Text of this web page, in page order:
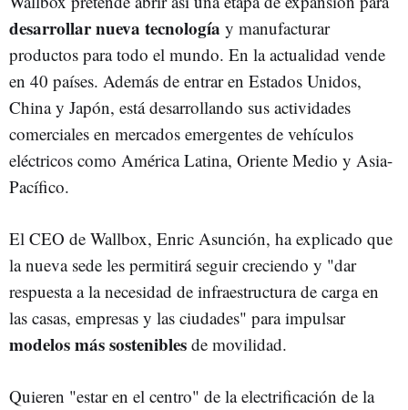
desarrollar nueva tecnología y manufacturar
productos para todo el mundo. En la actualidad vende
en 40 países. Además de entrar en Estados Unidos,
China y Japón, está desarrollando sus actividades
comerciales en mercados emergentes de vehículos
eléctricos como América Latina, Oriente Medio y Asia-
Pacífico.
El CEO de Wallbox, Enric Asunción, ha explicado que
la nueva sede les permitirá seguir creciendo y "dar
respuesta a la necesidad de infraestructura de carga en
las casas, empresas y las ciudades" para impulsar
modelos más sostenibles de movilidad.
Quieren "estar en el centro" de la electrificación de la